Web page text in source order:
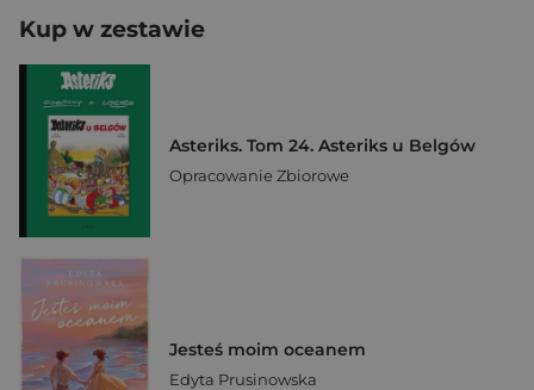
Kup w zestawie
Asteriks. Tom 24. Asteriks u Belgów
Opracowanie Zbiorowe
Jesteś moim oceanem
Edyta Prusinowska